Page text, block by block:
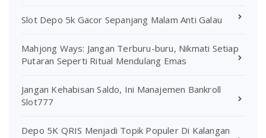
Slot Depo 5k Gacor Sepanjang Malam Anti Galau
Mahjong Ways: Jangan Terburu-buru, Nikmati Setiap
Putaran Seperti Ritual Mendulang Emas
Jangan Kehabisan Saldo, Ini Manajemen Bankroll
Slot777
Depo 5K QRIS Menjadi Topik Populer Di Kalangan